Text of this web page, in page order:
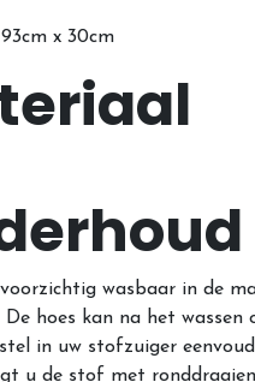
x 30cm
voorzichtig wasbaar in de
De hoes kan na het
in uw stofzuiger
u de stof met